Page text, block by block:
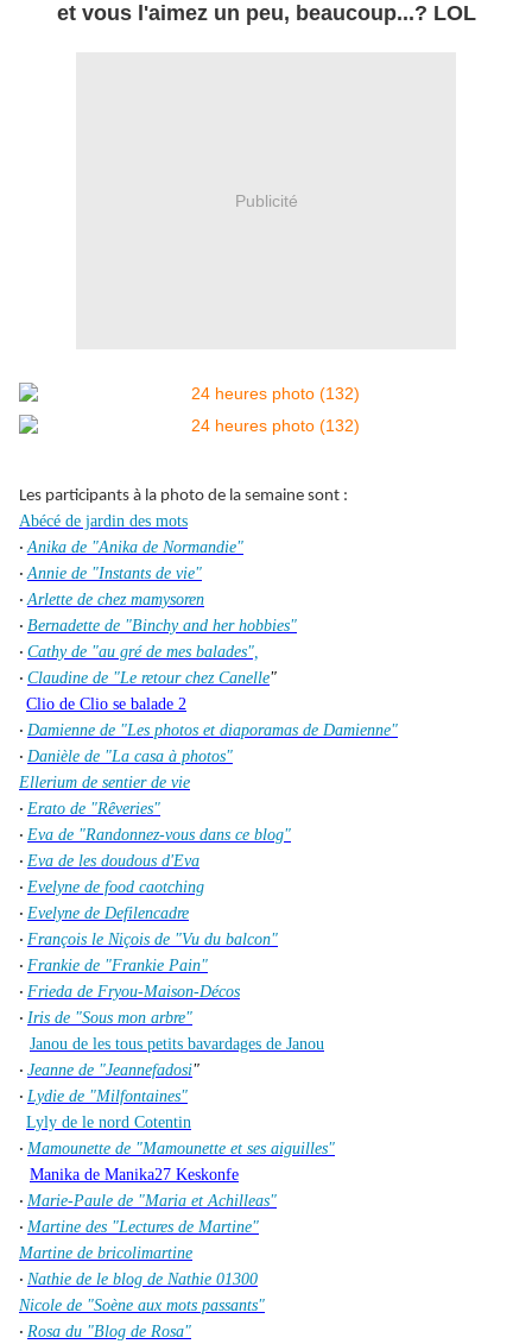
et vous l'aimez un peu, beaucoup...? LOL
Publicité
Les participants à la photo de la semaine sont :
Abécé de jardin des mots
·Anika de "Anika de Normandie"
·Annie de "Instants de vie"
·Arlette de chez mamysoren
· Bernadette de "Binchy and her hobbies"
· Cathy de "au gré de mes balades",
· Claudine de "Le retour chez Canelle"
Clio de Clio se balade 2
· Damienne de "Les photos et diaporamas de Damienne"
· Danièle de "La casa à photos"
Ellerium de sentier de vie
· Erato de "Rêveries"
· Eva de "Randonnez-vous dans ce blog"
· Eva de les doudous d'Eva
· Evelyne de food caotching
· Evelyne de Defilencadre
· François le Niçois de "Vu du balcon"
· Frankie de "Frankie Pain"
· Frieda de Fryou-Maison-Décos
· Iris de "Sous mon arbre"
Janou de les tous petits bavardages de Janou
· Jeanne de "Jeannefadosi"
· Lydie de "Milfontaines"
Lyly de le nord Cotentin
· Mamounette de "Mamounette et ses aiguilles"
Manika de Manika27 Keskonfe
· Marie-Paule de "Maria et Achilleas"
· Martine des "Lectures de Martine"
Martine de bricolimartine
· Nathie de le blog de Nathie 01300
Nicole de "Soène aux mots passants"
· Rosa du "Blog de Rosa"